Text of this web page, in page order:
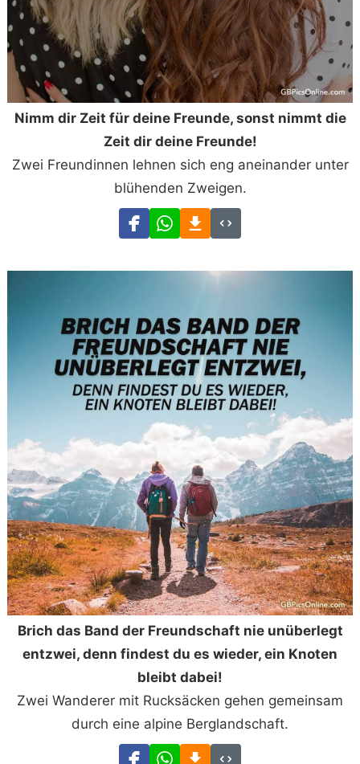
Nimm dir Zeit für deine Freunde, sonst nimmt die
Zeit dir deine Freunde!
Zwei Freundinnen lehnen sich eng aneinander unter
blühenden Zweigen.
Brich das Band der Freundschaft nie unüberlegt
entzwei, denn findest du es wieder, ein Knoten
bleibt dabei!
Zwei Wanderer mit Rucksäcken gehen gemeinsam
durch eine alpine Berglandschaft.